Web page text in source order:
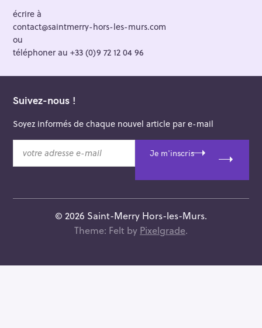
écrire à
contact@saintmerry-hors-les-murs.com
ou
téléphoner au +33 (0)9 72 12 04 96
Suivez-nous !
Soyez informés de chaque nouvel article par e-mail
t
e
Je m'inscris
© 2026 Saint-Merry Hors-les-Murs.
Theme: Felt by Pixelgrade.